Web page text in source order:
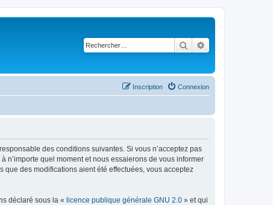
Rechercher
Connexion
Inscription
des conditions suivantes. Si vous n’acceptez pas
n’importe quel moment et nous essaierons de vous informer
des modifications aient été effectuées, vous acceptez
déclaré sous la « licence publique générale GNU 2.0 » et qui